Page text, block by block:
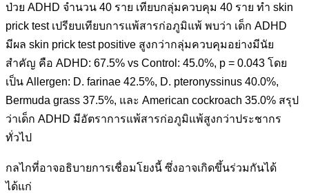
ป่วย ADHD จำนวน 40 ราย เทียบกลุ่มควบคุม 40 ราย ทำ skin
prick test เปรียบเทียบการแพ้สารก่อภูมิแพ้ พบว่า เด็ก ADHD
มีผล skin prick test positive สูงกว่ากลุ่มควบคุมอย่างมีนัย
สำคัญ คือ ADHD: 67.5% vs Control: 45.0%, p = 0.043 โดย
เป็น Allergen: D. farinae 42.5%, D. pteronyssinus 40.0%,
Bermuda grass 37.5%, และ American cockroach 35.0% สรุป
ว่าเด็ก ADHD มีอัตราการแพ้สารก่อภูมิแพ้สูงกว่าประชากร
ทั่วไป
กลไกที่อาจอธิบายการเชื่อมโยงนี้ ซึ่งอาจเกิดขึ้นร่วมกันได้
ได้แก่